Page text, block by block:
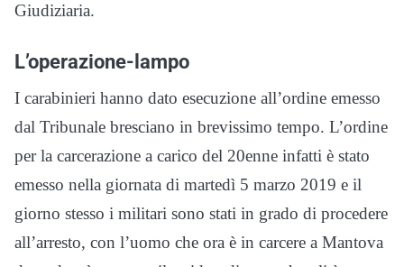
Giudiziaria.
L’operazione-lampo
I carabinieri hanno dato esecuzione all’ordine emesso
dal Tribunale bresciano in brevissimo tempo. L’ordine
per la carcerazione a carico del 20enne infatti è stato
emesso nella giornata di martedì 5 marzo 2019 e il
giorno stesso i militari sono stati in grado di procedere
all’arresto, con l’uomo che ora è in carcere a Mantova